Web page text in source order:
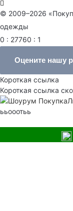
© 2009–2026
одежды
0 : 27760 : 1
Оцените нашу
Короткая ссылка
Короткая ссылка
ььооотьь